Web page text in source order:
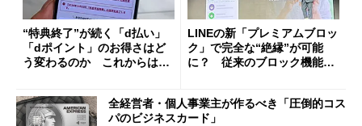
“特典終了”が続く「d払い」
「dポイント」のお得さはど
う変わるのか これからは
LINEの新「プレミアムブロッ
ク」で完全な“絶縁”が可能
に？ 従来のブロック機能と
全経営者・個人事業主が作るべき「圧倒的コス
パのビジネスカード」